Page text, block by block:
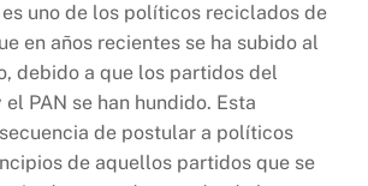
uno de los políticos reciclados de
en años recientes se ha subido al
debido a que los partidos del
PAN se han hundido. Esta
de postular a políticos
de aquellos partidos que se